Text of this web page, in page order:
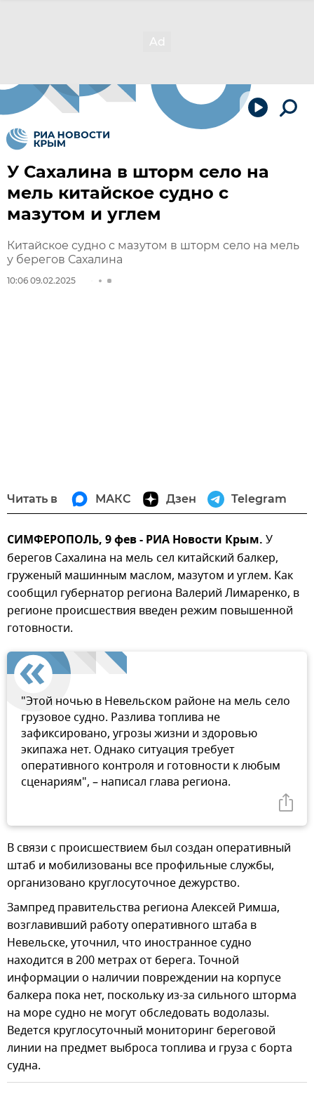
У Сахалина в шторм село на
мель китайское судно с
мазутом и углем
Китайское судно с мазутом в шторм село на мель
у берегов Сахалина
10:06 09.02.2025
Читать в МАКС Дзен Telegram
СИМФЕРОПОЛЬ, 9 фев - РИА Новости Крым. У
берегов Сахалина на мель сел китайский балкер,
груженый машинным маслом, мазутом и углем. Как
сообщил губернатор региона Валерий Лимаренко, в
регионе происшествия введен режим повышенной
готовности.
"Этой ночью в Невельском районе на мель село
грузовое судно. Разлива топлива не
зафиксировано, угрозы жизни и здоровью
экипажа нет. Однако ситуация требует
оперативного контроля и готовности к любым
сценариям", – написал глава региона.
В связи с происшествием был создан оперативный
штаб и мобилизованы все профильные службы,
организовано круглосуточное дежурство.
Зампред правительства региона Алексей Римша,
возглавивший работу оперативного штаба в
Невельске, уточнил, что иностранное судно
находится в 200 метрах от берега. Точной
информации о наличии повреждении на корпусе
балкера пока нет, поскольку из-за сильного шторма
на море судно не могут обследовать водолазы.
Ведется круглосуточный мониторинг береговой
линии на предмет выброса топлива и груза с борта
судна.